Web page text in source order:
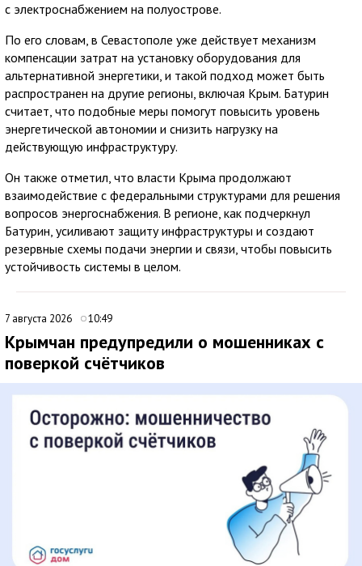
с электроснабжением на полуострове.
По его словам, в Севастополе уже действует механизм
компенсации затрат на установку оборудования для
альтернативной энергетики, и такой подход может быть
распространен на другие регионы, включая Крым. Батурин
считает, что подобные меры помогут повысить уровень
энергетической автономии и снизить нагрузку на
действующую инфраструктуру.
Он также отметил, что власти Крыма продолжают
взаимодействие с федеральными структурами для решения
вопросов энергоснабжения. В регионе, как подчеркнул
Батурин, усиливают защиту инфраструктуры и создают
резервные схемы подачи энергии и связи, чтобы повысить
устойчивость системы в целом.
7 августа 2026 10:49
Крымчан предупредили о мошенниках с
поверкой счётчиков